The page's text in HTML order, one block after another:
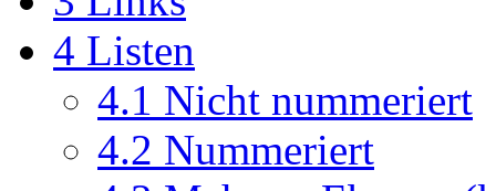
4 Listen
4.1 Nicht nummeriert
4.2 Nummeriert